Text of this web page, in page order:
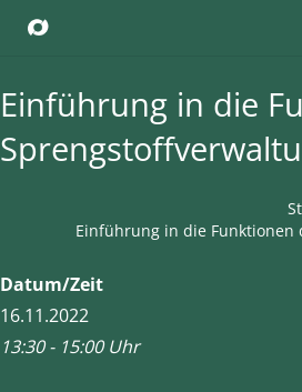
Einführung in die
Einführung in die Funktionen
Datum/Zeit
16.11.2022
13:30 - 15:00 Uhr